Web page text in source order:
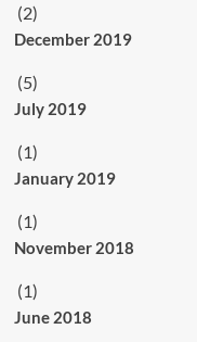
(2)
December 2019
(5)
July 2019
(1)
January 2019
(1)
November 2018
(1)
June 2018